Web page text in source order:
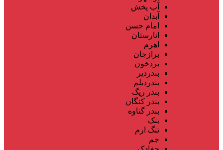
آب پخش
آبدان
امام حسن
انارستان
اهرم
برازجان
بردخون
بندردیر
بندردیلم
بندر ریگ
بندر کنگان
بندر گناوه
بنک
تنگ ارم
جم